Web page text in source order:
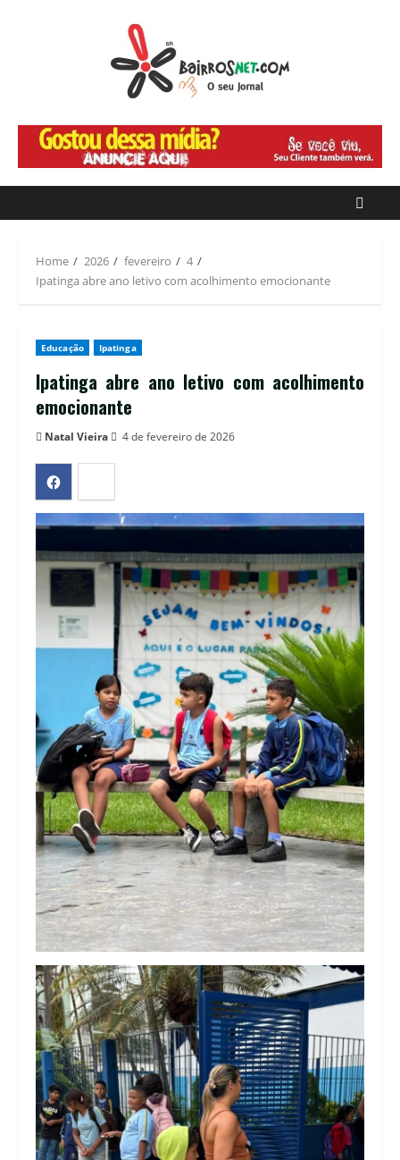
Home 2026 fevereiro
4
Ipatinga abre ano letivo com acolhimento emocionante
Educação Ipatinga
Ipatinga abre ano letivo com acolhimento
emocionante
Natal Vieira 4 de fevereiro de 2026